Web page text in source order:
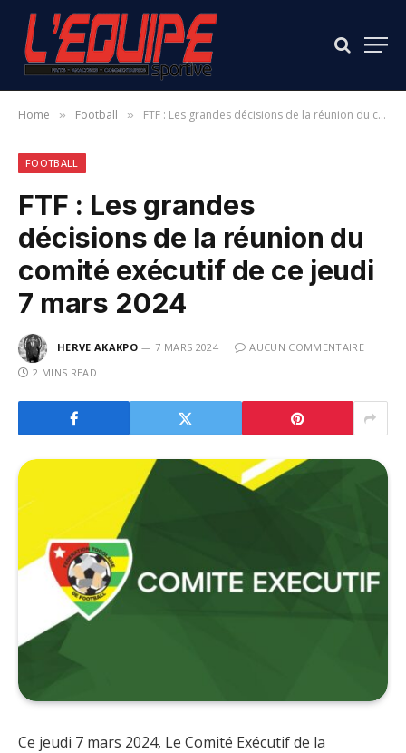
Home » Football » FTF : Les grandes décisions de la réunion du comité exécutif de ce jeudi 7 mars 2024
FOOTBALL
FTF : Les grandes
décisions de la réunion du
comité exécutif de ce jeudi
7 mars 2024
HERVE AKAKPO 7 MARS 2024
AUCUN COMMENTAIRE
2 MINS READ
Ce jeudi 7 mars 2024, Le Comité Exécutif de la